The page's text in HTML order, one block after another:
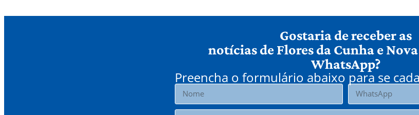
Gostaria de receber as
notícias de Flores da Cunha e
WhatsApp?
Preencha o formulário abaixo para se